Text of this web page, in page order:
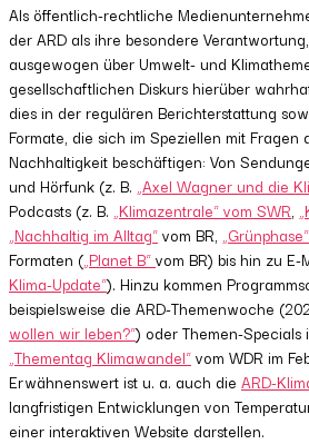
Als öffentlich-rechtliche
der ARD als ihre besondere
ausgewogen über Umwelt- und
gesellschaftlichen Diskurs hierüber
dies in der regulären Berichterstattung
Formate, die sich im Speziellen mit Fragen
Nachhaltigkeit beschäftigen: Von
und Hörfunk (z. B. „Axel Wagner und die
Podcasts (z. B. „Klimazentrale“ vom SWR,
„Nachhaltig im Alltag“vom BR, „Grünphase“
Formaten („Planet B“vom BR) bis hin zu
Klima-Update“). Hinzu kommen
beispielsweise die ARD-Themenwoche
wollen wir leben?“) oder Themen-Specials
„Thementag Klimawandel“vom WDR im
Erwähnenswert ist u. a. auch die ARD-
langfristigen Entwicklungen von
einer interaktiven Website darstellen.